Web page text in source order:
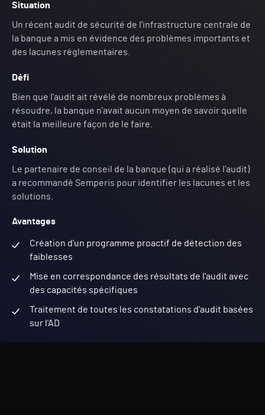
Situation
Un récent audit de sécurité de l'infrastructure centrale de
la banque a mis en évidence des problèmes importants et
des lacunes réglementaires.
Défi
Bien que l'audit ait révélé de nombreux problèmes à
résoudre, la banque n'avait aucun moyen de savoir quelle
était la meilleure façon de le faire.
Solution
Le partenaire de conseil de la banque (qui a réalisé l'audit)
a recommandé Semperis pour identifier les lacunes et les
solutions.
Avantages
Création d'un programme proactif de détection des
faiblesses
Mise en correspondance des résultats de l'audit avec
des capacités spécifiques
Traitement de toutes les constatations d'audit basées
sur l'AD